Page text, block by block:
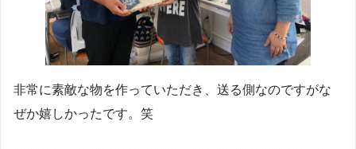
非常に素敵な物を作っていただき、送る側なのですがな
ぜか嬉しかったです。笑